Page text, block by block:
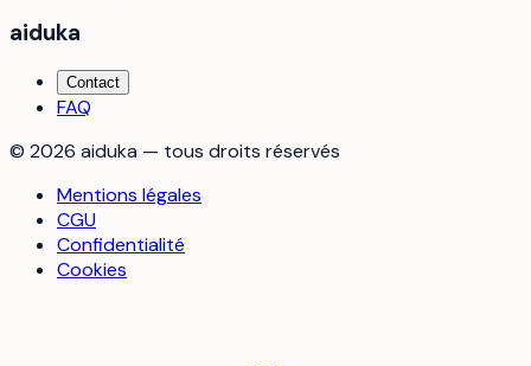
aiduka
Contact
FAQ
© 2026 aiduka — tous droits réservés
Mentions légales
CGU
Confidentialité
Cookies